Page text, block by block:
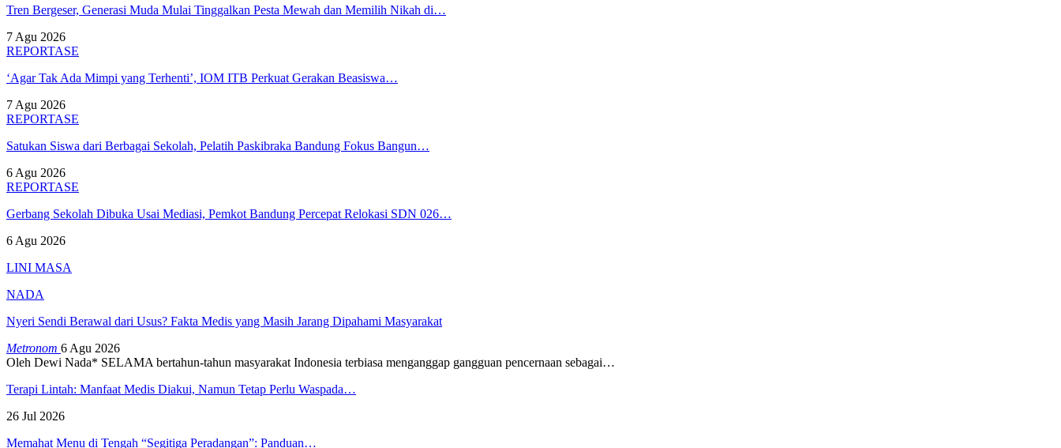
Tren Bergeser, Generasi Muda Mulai Tinggalkan Pesta Mewah dan Memilih Nikah di…
7 Agu 2026
REPORTASE
‘Agar Tak Ada Mimpi yang Terhenti’, IOM ITB Perkuat Gerakan Beasiswa…
7 Agu 2026
REPORTASE
Satukan Siswa dari Berbagai Sekolah, Pelatih Paskibraka Bandung Fokus Bangun…
6 Agu 2026
REPORTASE
Gerbang Sekolah Dibuka Usai Mediasi, Pemkot Bandung Percepat Relokasi SDN 026…
6 Agu 2026
LINI MASA
NADA
Nyeri Sendi Berawal dari Usus? Fakta Medis yang Masih Jarang Dipahami Masyarakat
Metronom 6 Agu 2026
Oleh Dewi Nada* SELAMA bertahun-tahun masyarakat Indonesia terbiasa menganggap gangguan pencernaan sebagai…
Terapi Lintah: Manfaat Medis Diakui, Namun Tetap Perlu Waspada…
26 Jul 2026
Memahat Menu di Tengah “Segitiga Peradangan”: Panduan…